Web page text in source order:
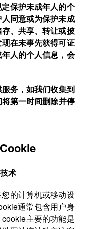
保护未成年人的个
同意或为保护未成
、共享、转让或披
在未事先获得可证
人的个人信息，会
务，如我们收集到
第一时间删除并停
术
的计算机或移动设
通常包含用户身
主要的功能是